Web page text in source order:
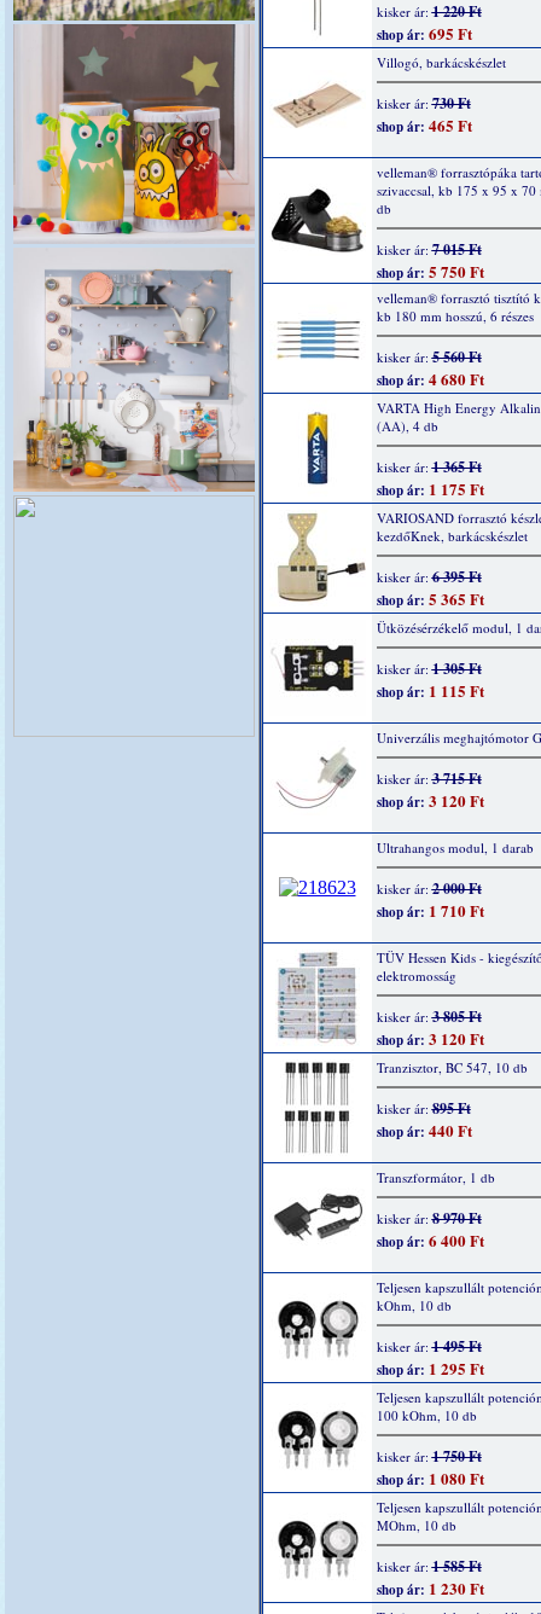
kisker ár:1 220 Ft
shop ár: 695 Ft
Villogó, barkácskészlet
kisker ár:730 Ft
shop ár: 465 Ft
velleman® forrasztópáka
szivaccsal, kb 175 x 95 x 70
db
kisker ár:7 015 Ft
shop ár: 5 750 Ft
velleman® forrasztó tisztító
kb 180 mm hosszú, 6 részes
kisker ár:5 560 Ft
shop ár: 4 680 Ft
VARTA High Energy
(AA), 4 db
kisker ár:1 365 Ft
shop ár: 1 175 Ft
VARIOSAND forrasztó
kezdőKnek, barkácskészlet
kisker ár:6 395 Ft
shop ár: 5 365 Ft
Ütközésérzékelő modul, 1
kisker ár:1 305 Ft
shop ár: 1 115 Ft
Univerzális meghajtómotor
kisker ár:3 715 Ft
shop ár: 3 120 Ft
Ultrahangos modul, 1 darab
kisker ár:2 000 Ft
shop ár: 1 710 Ft
TÜV Hessen Kids -
elektromosság
kisker ár:3 805 Ft
shop ár: 3 120 Ft
Tranzisztor, BC 547, 10 db
kisker ár:895 Ft
shop ár: 440 Ft
Transzformátor, 1 db
kisker ár:8 970 Ft
shop ár: 6 400 Ft
Teljesen kapszullált
kOhm, 10 db
kisker ár:1 495 Ft
shop ár: 1 295 Ft
Teljesen kapszullált
100 kOhm, 10 db
kisker ár:1 750 Ft
shop ár: 1 080 Ft
Teljesen kapszullált
MOhm, 10 db
kisker ár:1 585 Ft
shop ár: 1 230 Ft